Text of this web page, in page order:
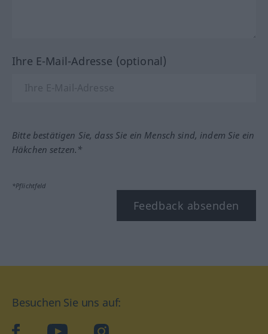
Ihre E-Mail-Adresse (optional)
Bitte bestätigen Sie, dass Sie ein Mensch sind, indem Sie ein
Häkchen setzen.*
*Pflichtfeld
Feedback absenden
Besuchen Sie uns auf:
facebookYouTube Instagram